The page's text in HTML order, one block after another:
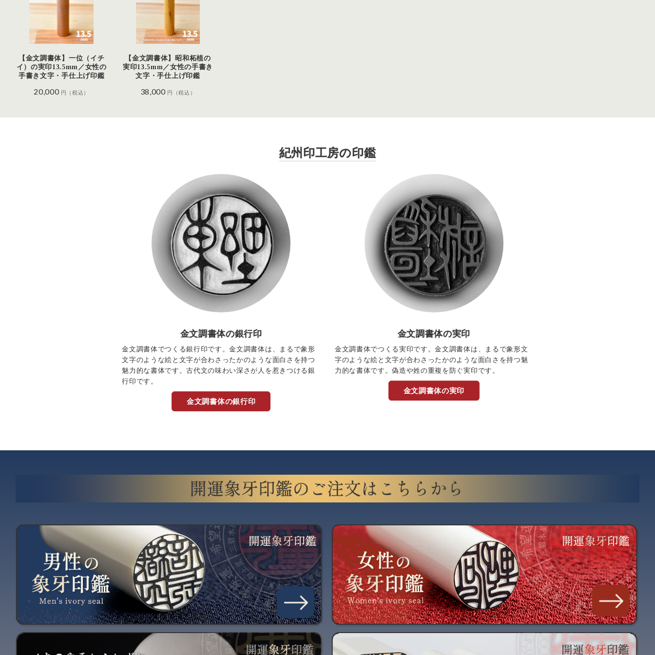
【金文調書体】一位（イチ
イ）の実印13.5mm／女性の
手書き文字・手仕上げ印鑑
20,000 円（税込）
【金文調書体】昭和柘植の
実印13.5mm／女性の手書き
文字・手仕上げ印鑑
38,000 円（税込）
紀州印工房の印鑑
金文調書体の銀行印
金文調書体でつくる銀行印です。金文調書体は、まるで象形
文字のような絵と文字が合わさったかのような面白さを持つ
魅力的な書体です。古代文の味わい深さが人を惹きつける銀
行印です。
金文調書体の銀行印
金文調書体の実印
金文調書体でつくる実印です。金文調書体は、まるで象形文
字のような絵と文字が合わさったかのような面白さを持つ魅
力的な書体です。偽造や姓の重複を防ぐ実印です。
金文調書体の実印